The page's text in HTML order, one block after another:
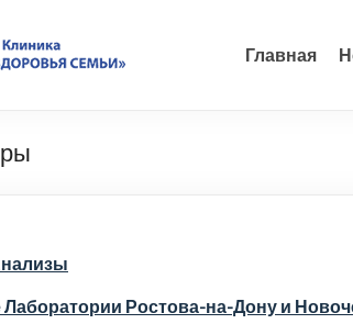
Главная
Ростова-на-Дону и